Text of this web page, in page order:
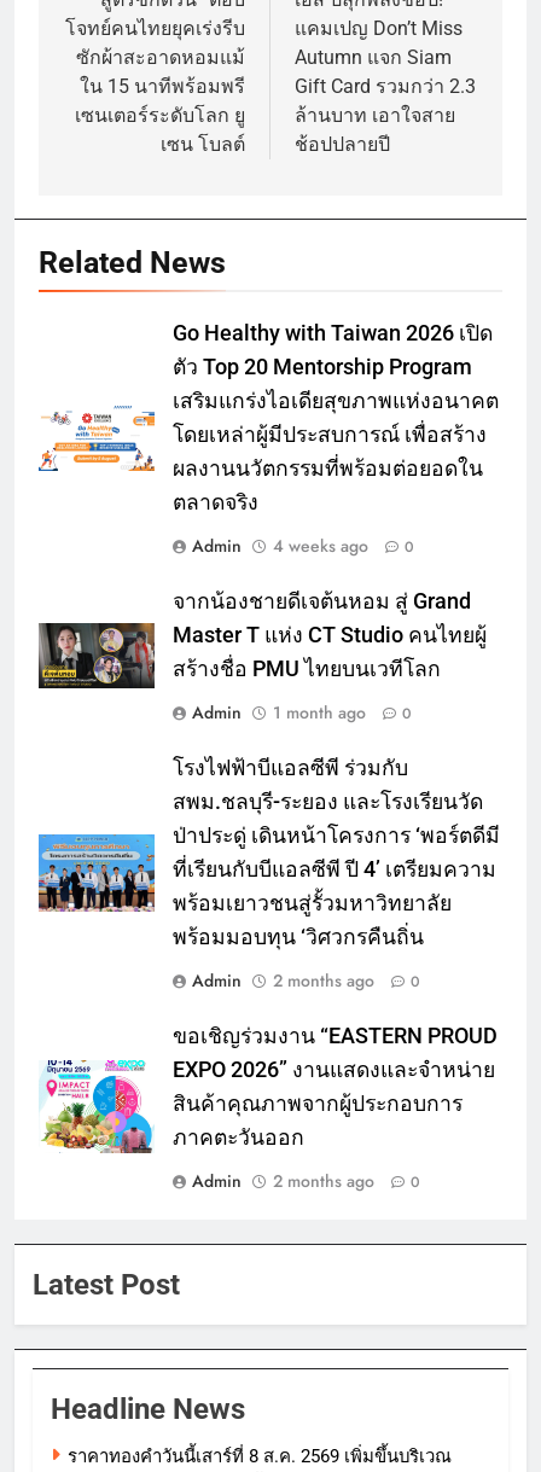
โจทย์คนไทยยุคเร่งรีบ
ซักผ้าสะอาดหอมแม้
ใน 15 นาทีพร้อมพรี
เซนเตอร์ระดับโลก ยู
เซน โบลต์
แคมเปญ Don’t Miss
Autumn แจก Siam
Gift Card รวมกว่า 2.3
ล้านบาท เอาใจสาย
ช้อปปลายปี
Related News
Go Healthy with Taiwan 2026 เปิด
ตัว Top 20 Mentorship Program
เสริมแกร่งไอเดียสุขภาพแห่งอนาคต
โดยเหล่าผู้มีประสบการณ์ เพื่อสร้าง
ผลงานนวัตกรรมที่พร้อมต่อยอดใน
ตลาดจริง
Admin
4 weeks ago 0
จากน้องชายดีเจต้นหอม สู่ Grand
Master T แห่ง CT Studio คนไทยผู้
สร้างชื่อ PMU ไทยบนเวทีโลก
Admin
1 month ago 0
โรงไฟฟ้าบีแอลซีพี ร่วมกับ
สพม.ชลบุรี-ระยอง และโรงเรียนวัด
ป่าประดู่ เดินหน้าโครงการ ‘พอร์ตดีมี
ที่เรียนกับบีแอลซีพี ปี 4’ เตรียมความ
พร้อมเยาวชนสู่รั้วมหาวิทยาลัย
พร้อมมอบทุน ‘วิศวกรคืนถิ่น
Admin
2 months ago 0
ขอเชิญร่วมงาน “EASTERN PROUD
EXPO 2026” งานแสดงและจำหน่าย
สินค้าคุณภาพจากผู้ประกอบการ
ภาคตะวันออก
Admin
2 months ago 0
Latest Post
Headline News
ราคาทองคําวันนี้เสาร์ที่ 8 ส.ค. 2569 เพิ่มขึ้นบริเวณ